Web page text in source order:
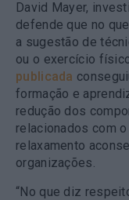
David Mayer,
defende que no
a sugestão de
ou o exercício
publicada
formação e
redução dos
relacionados com
relaxamento
organizações.
“No que diz